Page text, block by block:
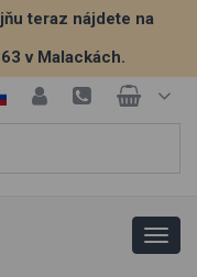
teraz nájdete na
v Malackách.